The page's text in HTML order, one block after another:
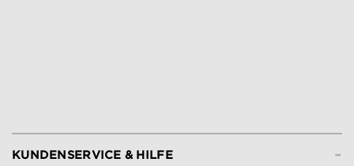
-
KUNDENSERVICE & HILFE